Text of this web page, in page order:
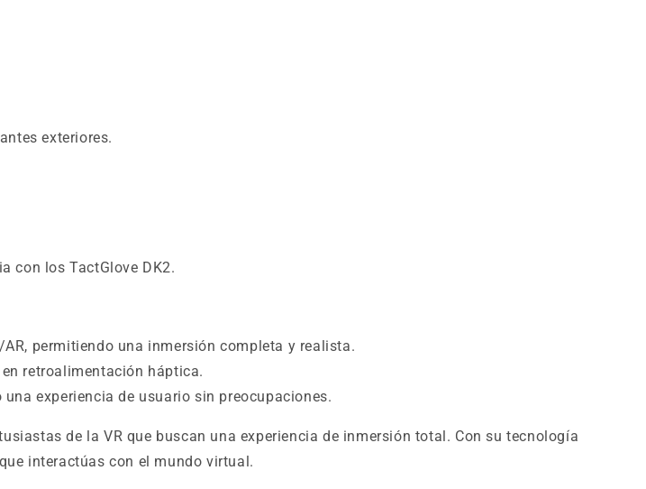
exteriores.
con los TactGlove DK2.
permitiendo una inmersión completa y realista.
retroalimentación háptica.
experiencia de usuario sin preocupaciones.
de la VR que buscan una experiencia de inmersión total. Con su tecnología
interactúas con el mundo virtual.